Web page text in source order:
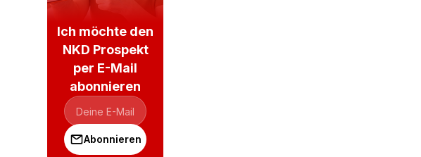
Ich möchte den
NKD Prospekt
per E-Mail
abonnieren
Abonnieren